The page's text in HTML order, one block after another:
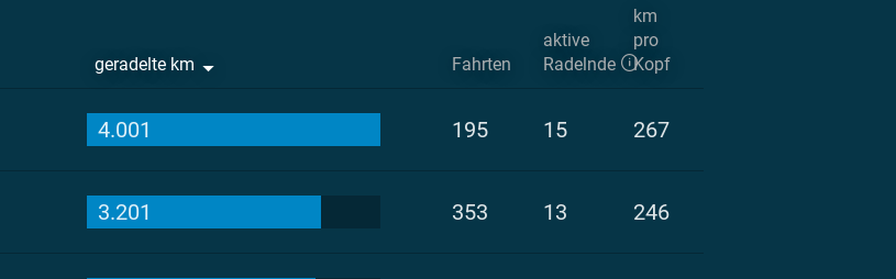
geradelte km Fahrten
aktive
Radelnde
km
pro
Kopf
4.001 195 15 267
3.201 353 13 246